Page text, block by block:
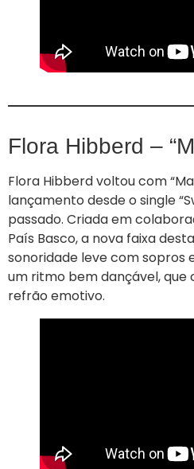
Flora Hibberd –
Flora Hibberd voltou com
lançamento desde o single
passado. Criada em
País Basco, a nova faixa
sonoridade leve com sopros
um ritmo bem dançável, que
refrão emotivo.